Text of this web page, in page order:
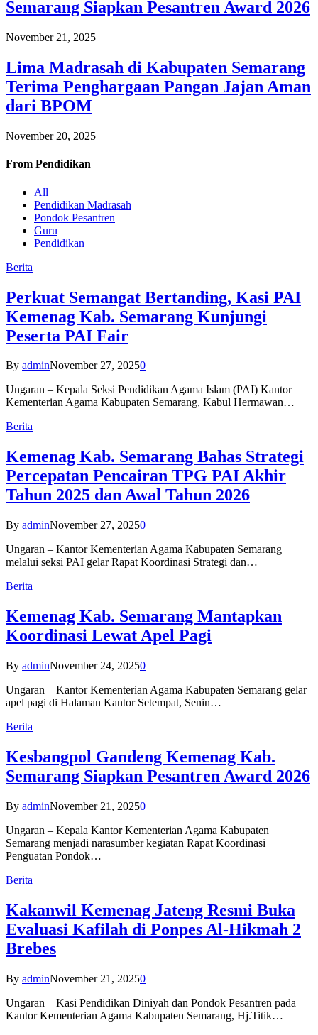
Semarang Siapkan Pesantren Award 2026
November 21, 2025
Lima Madrasah di Kabupaten Semarang
Terima Penghargaan Pangan Jajan Aman
dari BPOM
November 20, 2025
From Pendidikan
All
Pendidikan Madrasah
Pondok Pesantren
Guru
Pendidikan
Berita
Perkuat Semangat Bertanding, Kasi PAI
Kemenag Kab. Semarang Kunjungi
Peserta PAI Fair
By adminNovember 27, 20250
Ungaran – Kepala Seksi Pendidikan Agama Islam (PAI) Kantor
Kementerian Agama Kabupaten Semarang, Kabul Hermawan…
Berita
Kemenag Kab. Semarang Bahas Strategi
Percepatan Pencairan TPG PAI Akhir
Tahun 2025 dan Awal Tahun 2026
By adminNovember 27, 20250
Ungaran – Kantor Kementerian Agama Kabupaten Semarang
melalui seksi PAI gelar Rapat Koordinasi Strategi dan…
Berita
Kemenag Kab. Semarang Mantapkan
Koordinasi Lewat Apel Pagi
By adminNovember 24, 20250
Ungaran – Kantor Kementerian Agama Kabupaten Semarang gelar
apel pagi di Halaman Kantor Setempat, Senin…
Berita
Kesbangpol Gandeng Kemenag Kab.
Semarang Siapkan Pesantren Award 2026
By adminNovember 21, 20250
Ungaran – Kepala Kantor Kementerian Agama Kabupaten
Semarang menjadi narasumber kegiatan Rapat Koordinasi
Penguatan Pondok…
Berita
Kakanwil Kemenag Jateng Resmi Buka
Evaluasi Kafilah di Ponpes Al-Hikmah 2
Brebes
By adminNovember 21, 20250
Ungaran – Kasi Pendidikan Diniyah dan Pondok Pesantren pada
Kantor Kementerian Agama Kabupaten Semarang, Hj.Titik…